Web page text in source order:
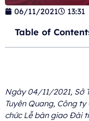
06/11/2021 13:31
Table of
Ngày 04/11/2021, Sở
Tuyên Quang, Công
chức Lễ bàn giao Đài